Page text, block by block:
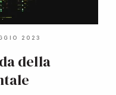
2023
della